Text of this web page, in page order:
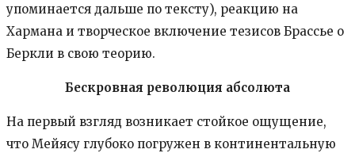
упоминается дальше по тексту), реакцию на
Хармана и творческое включение тезисов Брассье о
Беркли в свою теорию.
Бескровная революция абсолюта
На первый взгляд возникает стойкое ощущение,
что Мейясу глубоко погружен в континентальную